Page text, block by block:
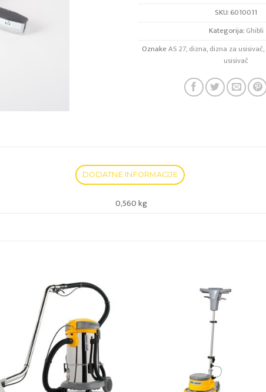
SKU:6010011
Kategorija:Ghibli
OznakeAS 27,dizna,dizna za usisivač,
usisivač
DODATNE INFORMACIJE
0,560 kg
Add to
wishlist